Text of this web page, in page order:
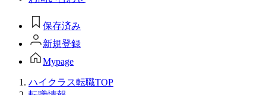
保存済み
新規登録
Mypage
ハイクラス転職TOP